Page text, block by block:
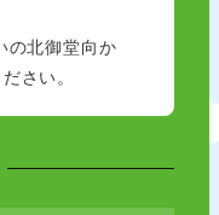
の北御堂向か
さい。